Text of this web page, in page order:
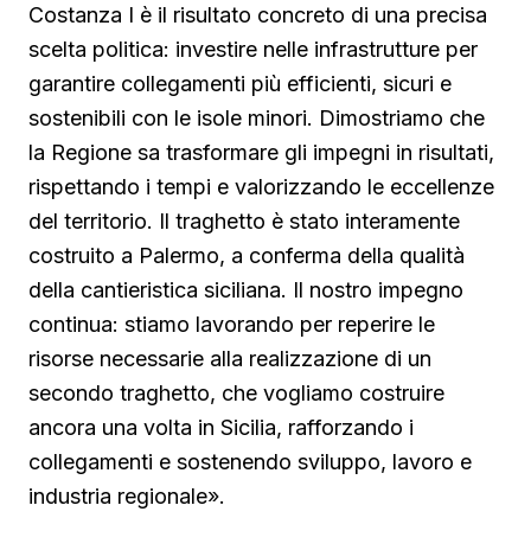
Costanza I è il risultato concreto di una precisa
scelta politica: investire nelle infrastrutture per
garantire collegamenti più efficienti, sicuri e
sostenibili con le isole minori. Dimostriamo che
la Regione sa trasformare gli impegni in risultati,
rispettando i tempi e valorizzando le eccellenze
del territorio. Il traghetto è stato interamente
costruito a Palermo, a conferma della qualità
della cantieristica siciliana. Il nostro impegno
continua: stiamo lavorando per reperire le
risorse necessarie alla realizzazione di un
secondo traghetto, che vogliamo costruire
ancora una volta in Sicilia, rafforzando i
collegamenti e sostenendo sviluppo, lavoro e
industria regionale».